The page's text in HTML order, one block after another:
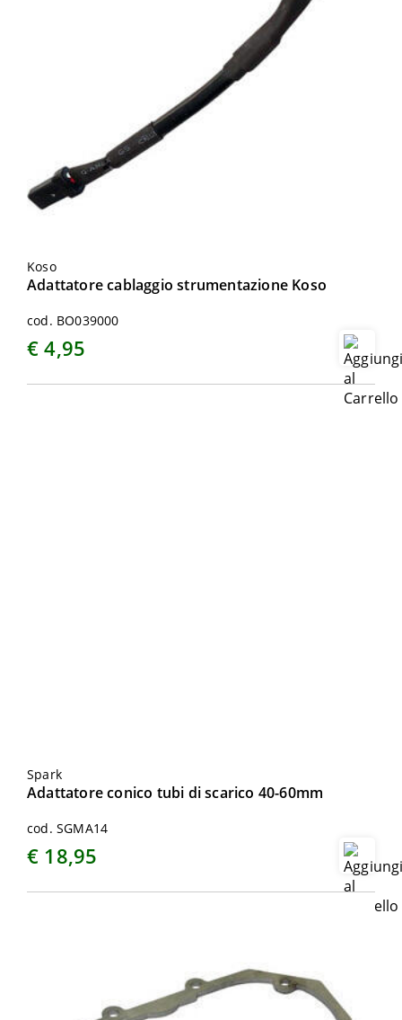
Koso
Adattatore cablaggio strumentazione Koso
cod. BO039000
€ 4,95
Spark
Adattatore conico tubi di scarico 40-60mm
cod. SGMA14
€ 18,95